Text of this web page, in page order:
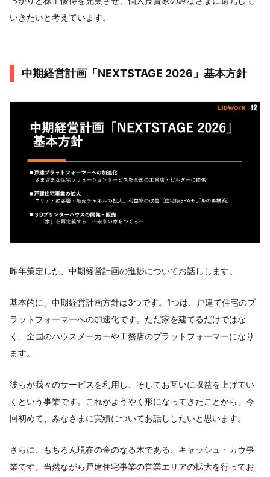
いきたいと考えています。
中期経営計画「NEXTSTAGE 2026」基本方針
昨年策定した、中期経営計画の進捗についてお話しします。
基本的に、中期経営計画方針は3つです。1つは、戸建て住宅のプ
ラットフォーマーへの加速化です。ただ家を建てるだけではな
く、全国のハウスメーカーや工務店のプラットフォーマーになり
ます。
彼らが我々のサービスを利用し、そしてお互いに収益を上げてい
くという事業です。これがようやく形になってきたことから、今
回初めて、みなさまに実績についてお話ししたいと思います。
さらに、もちろん現在の金のなる木である、キャッシュ・カウ事
業です。当然ながら戸建住宅事業の営業エリアの拡大を行ってお